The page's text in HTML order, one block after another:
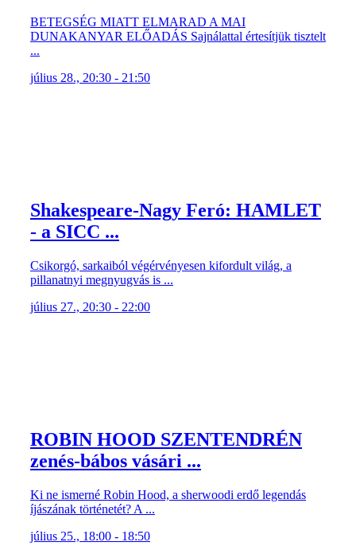
BETEGSÉG MIATT ELMARAD A MAI
DUNAKANYAR ELŐADÁS Sajnálattal értesítjük tisztelt
...
július 28., 20:30 - 21:50
Shakespeare-Nagy Feró: HAMLET
- a SICC ...
Csikorgó, sarkaiból végérvényesen kifordult világ, a
pillanatnyi megnyugvás is ...
július 27., 20:30 - 22:00
ROBIN HOOD SZENTENDRÉN
zenés-bábos vásári ...
Ki ne ismerné Robin Hood, a sherwoodi erdő legendás
íjászának történetét? A ...
július 25., 18:00 - 18:50